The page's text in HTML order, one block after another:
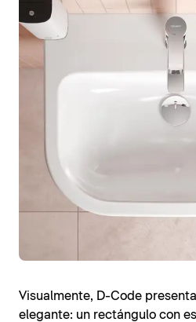
Visualmente, D-Code
elegante: un rectángulo con